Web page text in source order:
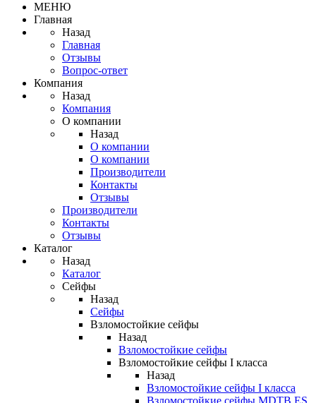
МЕНЮ
Главная
Назад
Главная
Отзывы
Вопрос-ответ
Компания
Назад
Компания
О компании
Назад
О компании
О компании
Производители
Контакты
Отзывы
Производители
Контакты
Отзывы
Каталог
Назад
Каталог
Сейфы
Назад
Сейфы
Взломостойкие сейфы
Назад
Взломостойкие сейфы
Взломостойкие сейфы I класса
Назад
Взломостойкие сейфы I класса
Взломостойкие сейфы MDTB ES